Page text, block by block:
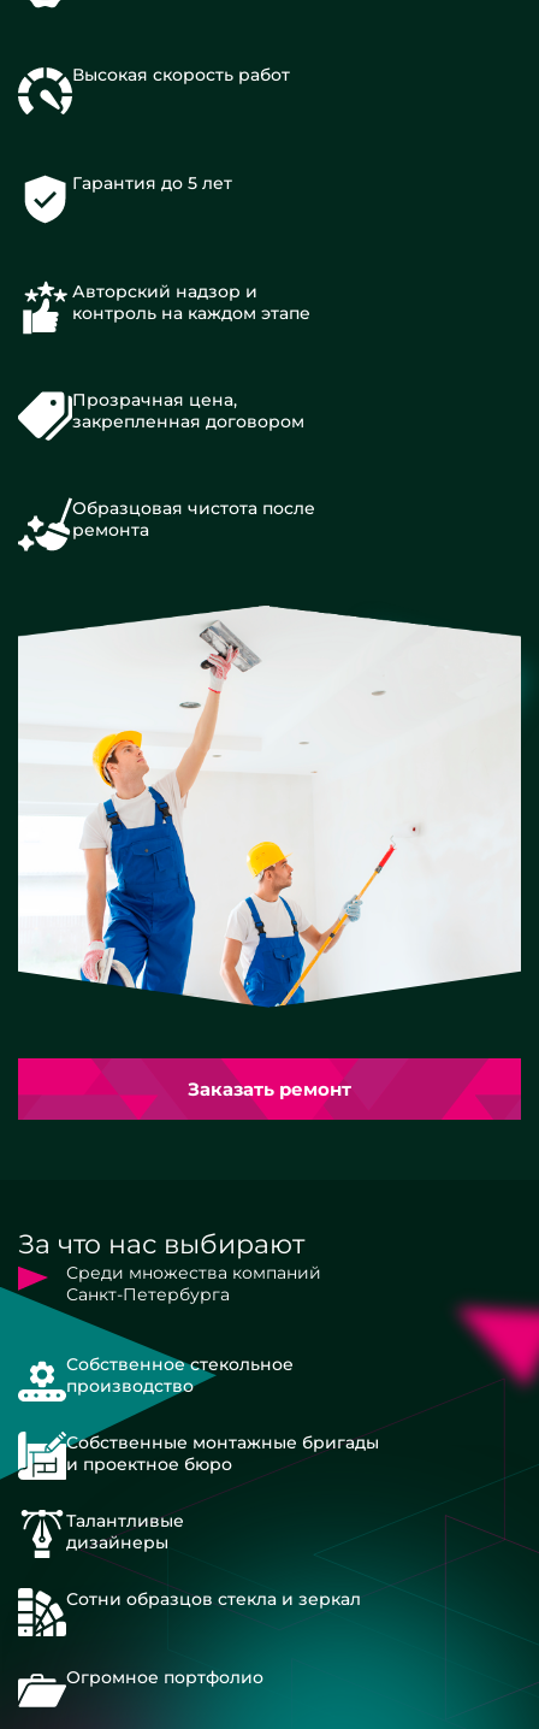
Высокая скорость работ
Гарантия до 5 лет
Авторский надзор и
контроль на каждом этапе
Прозрачная цена,
закрепленная договором
Образцовая чистота после
ремонта
Заказать ремонт
За что нас выбирают
Среди множества компаний
Санкт-Петербурга
Собственное стекольное
производство
Собственные монтажные бригады
и проектное бюро
Талантливые
дизайнеры
Сотни образцов стекла и зеркал
Огромное портфолио